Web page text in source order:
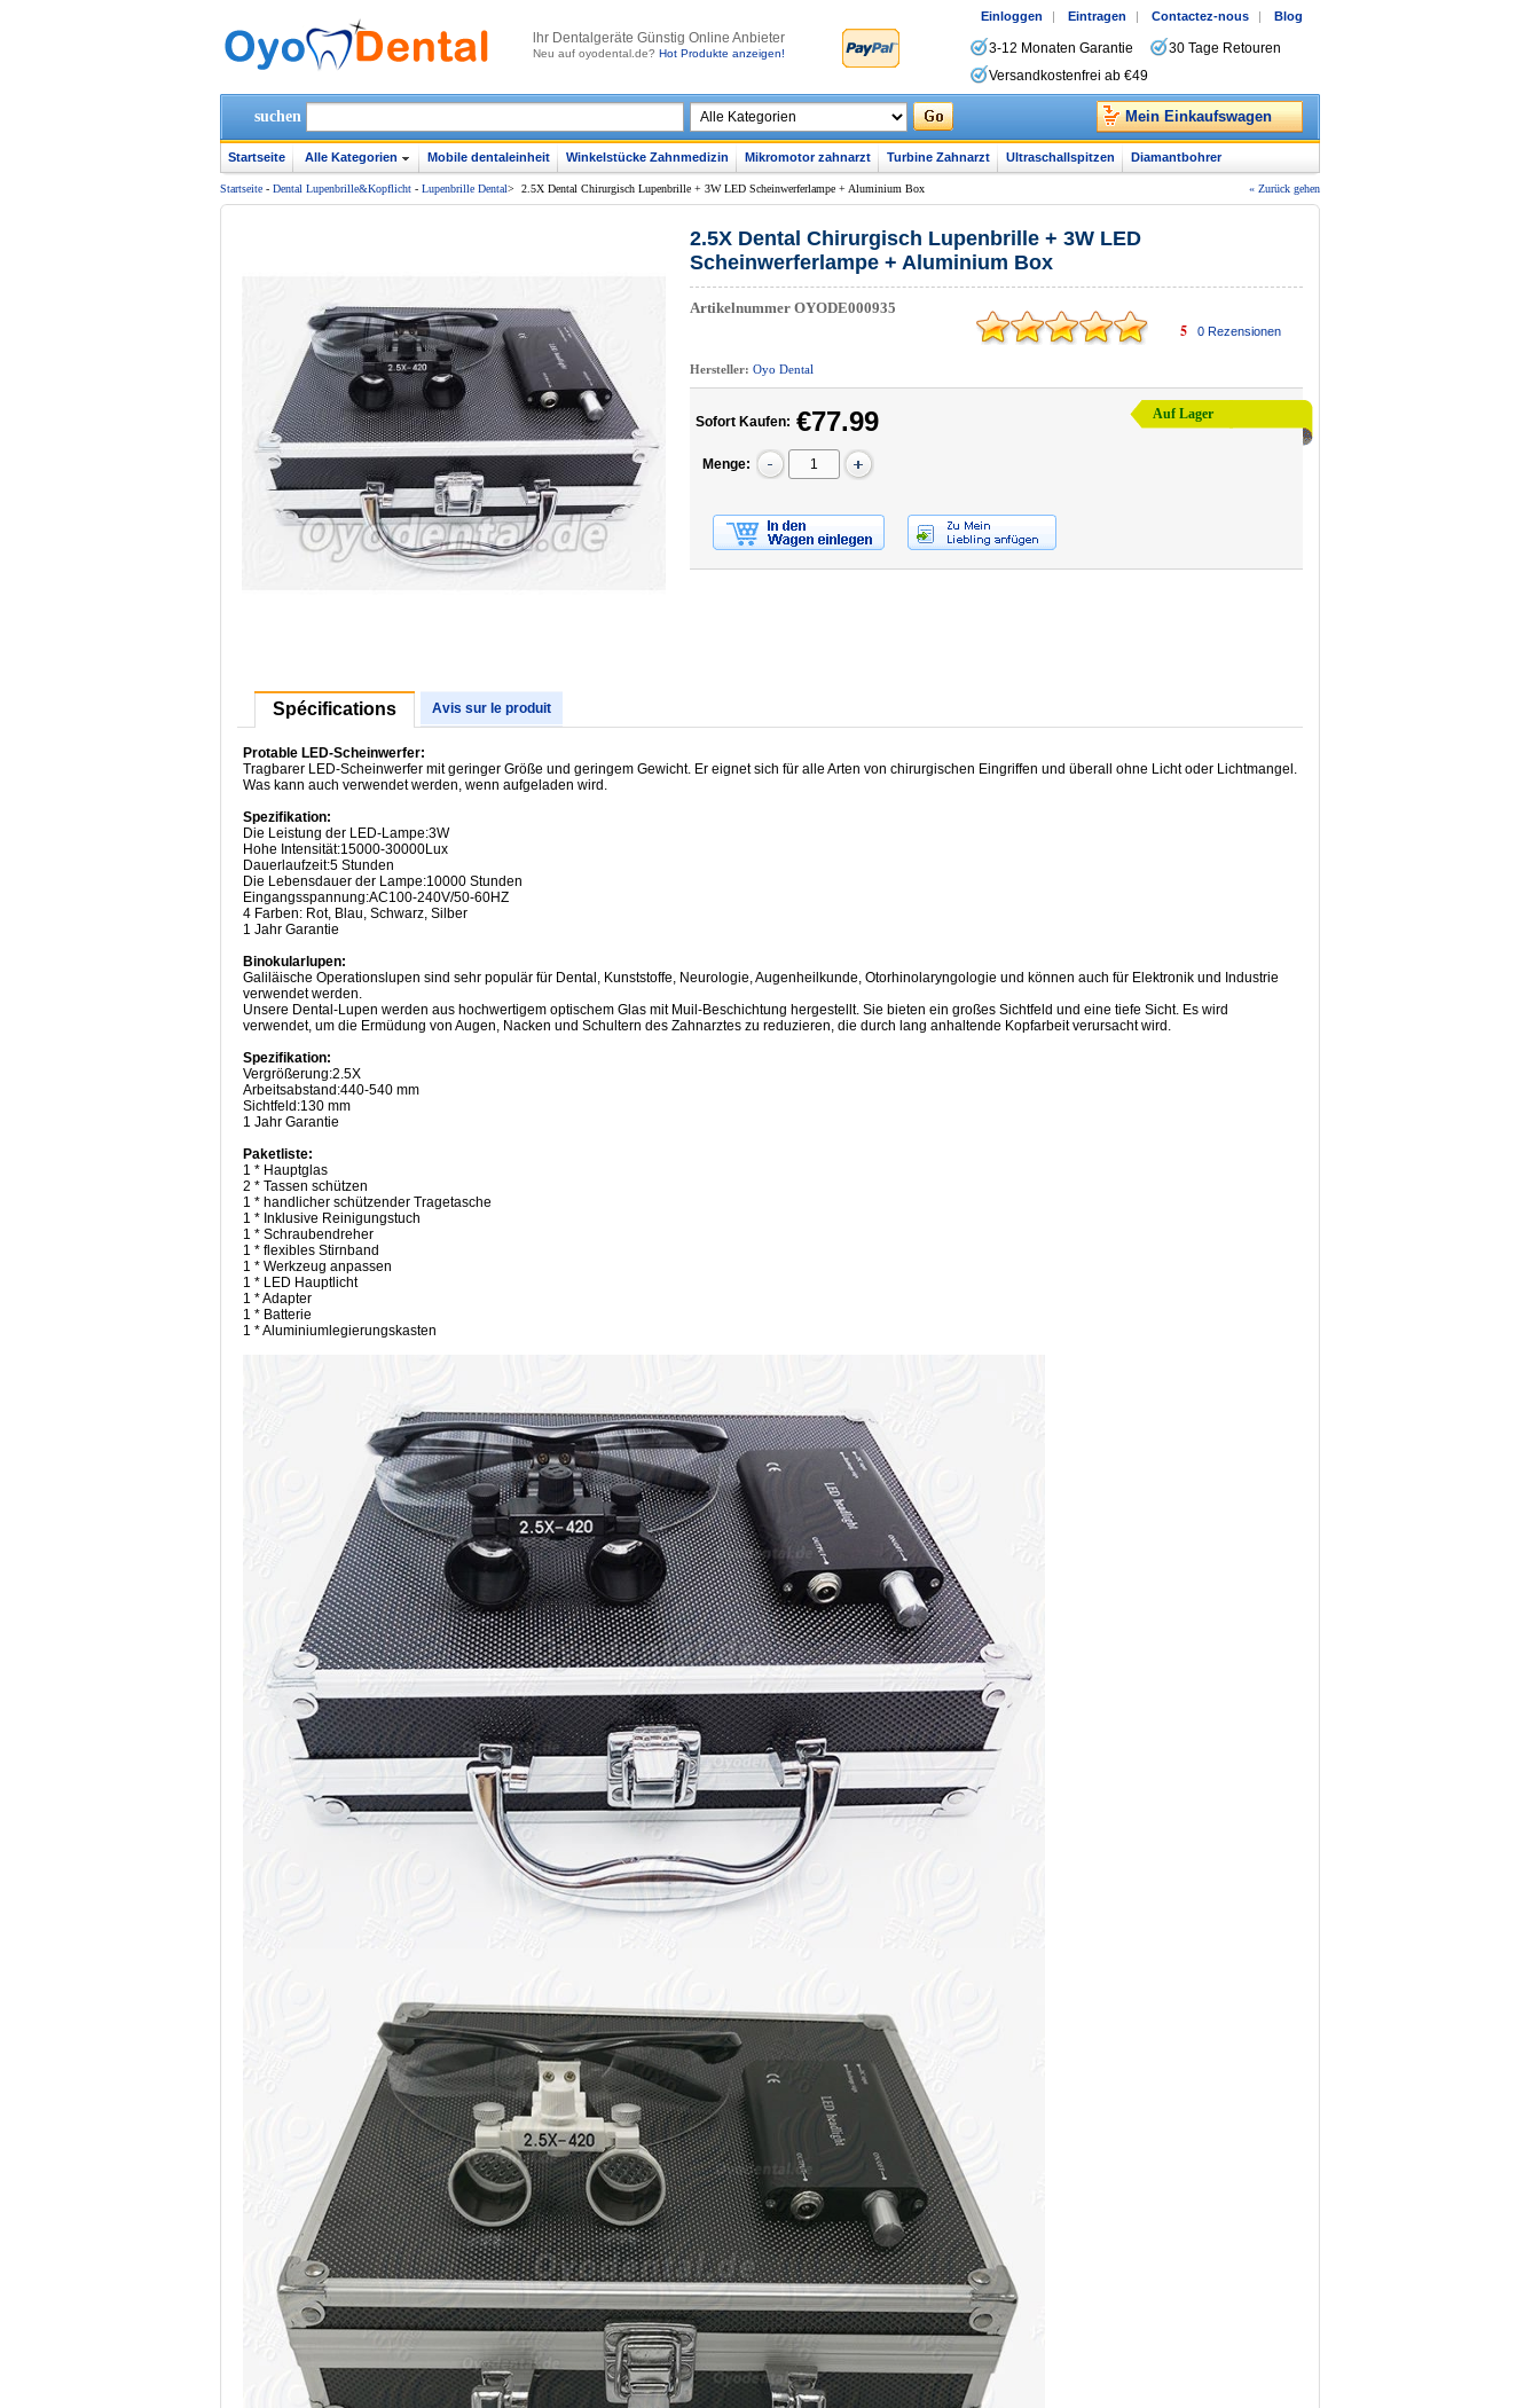
lhr Dentalgeräte Günstig Online Anbieter
Neu auf oyodental.de? Hot Produkte anzeigen!
Einloggen | Eintragen | Contactez-nous | Blog
3-12 Monaten Garantie
30 Tage Retouren
Versandkostenfrei ab €49
suchen Mein Einkaufswagen
Startseite Alle Kategorien Mobile dentaleinheit Winkelstücke Zahnmedizin Mikromotor zahnarzt Turbine Zahnarzt Ultraschallspitzen Diamantbohrer
Startseite - Dental Lupenbrille&Kopflicht - Lupenbrille Dental> 2.5X Dental Chirurgisch Lupenbrille + 3W LED Scheinwerferlampe + Aluminium Box « Zurück gehen
2.5X Dental Chirurgisch Lupenbrille + 3W LED
Scheinwerferlampe + Aluminium Box
Artikelnummer OYODE000935
5 0Rezensionen
Hersteller: Oyo Dental
Auf Lager
Sofort Kaufen: €77.99
Menge:
Spécifications Avis sur le produit
Protable LED-Scheinwerfer:
Tragbarer LED-Scheinwerfer mit geringer Größe und geringem Gewicht. Er eignet sich für alle Arten von chirurgischen Eingriffen und überall ohne Licht oder Lichtmangel.
Was kann auch verwendet werden, wenn aufgeladen wird.
Spezifikation:
Die Leistung der LED-Lampe:3W
Hohe Intensität:15000-30000Lux
Dauerlaufzeit:5 Stunden
Die Lebensdauer der Lampe:10000 Stunden
Eingangsspannung:AC100-240V/50-60HZ
4 Farben: Rot, Blau, Schwarz, Silber
1 Jahr Garantie
Binokularlupen:
Galiläische Operationslupen sind sehr populär für Dental, Kunststoffe, Neurologie, Augenheilkunde, Otorhinolaryngologie und können auch für Elektronik und Industrie
verwendet werden.
Unsere Dental-Lupen werden aus hochwertigem optischem Glas mit Muil-Beschichtung hergestellt. Sie bieten ein großes Sichtfeld und eine tiefe Sicht. Es wird
verwendet, um die Ermüdung von Augen, Nacken und Schultern des Zahnarztes zu reduzieren, die durch lang anhaltende Kopfarbeit verursacht wird.
Spezifikation:
Vergrößerung:2.5X
Arbeitsabstand:440-540 mm
Sichtfeld:130 mm
1 Jahr Garantie
Paketliste:
1 * Hauptglas
2 * Tassen schützen
1 * handlicher schützender Tragetasche
1 * Inklusive Reinigungstuch
1 * Schraubendreher
1 * flexibles Stirnband
1 * Werkzeug anpassen
1 * LED Hauptlicht
1 * Adapter
1 * Batterie
1 * Aluminiumlegierungskasten